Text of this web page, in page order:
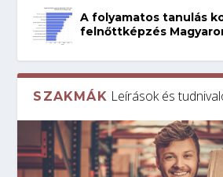
A folyamatos tanulás
felnőttképzés
SZAKMÁK Leírások és